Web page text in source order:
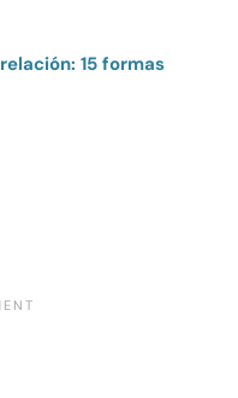
15 formas